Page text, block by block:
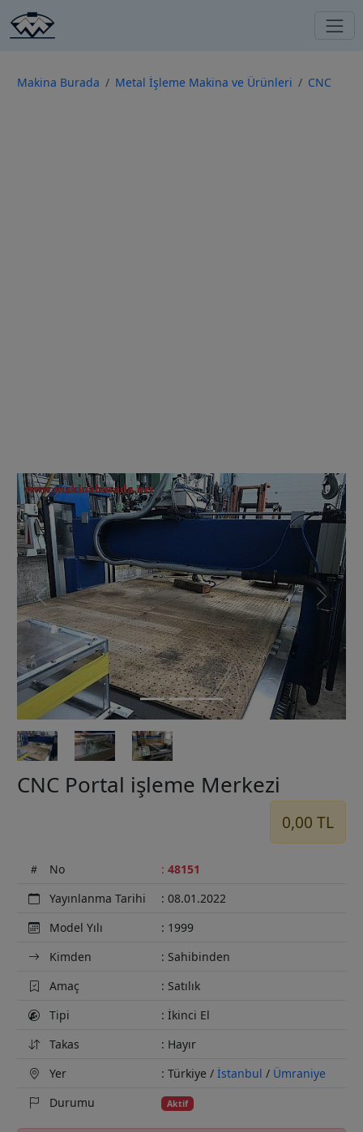
Makina Burada Metal İşleme Makina ve Ürünleri CNC
Previous Next
CNC Portal işleme Merkezi
0,00 TL
No : 48151
Yayınlanma Tarihi
: 08.01.2022
Model Yılı
: 1999
Kimden
: Sahibinden
Amaç
: Satılık
Tipi
: İkinci El
Takas
: Hayır
Yer
: Türkiye / İstanbul / Ümraniye
Durumu
Aktif